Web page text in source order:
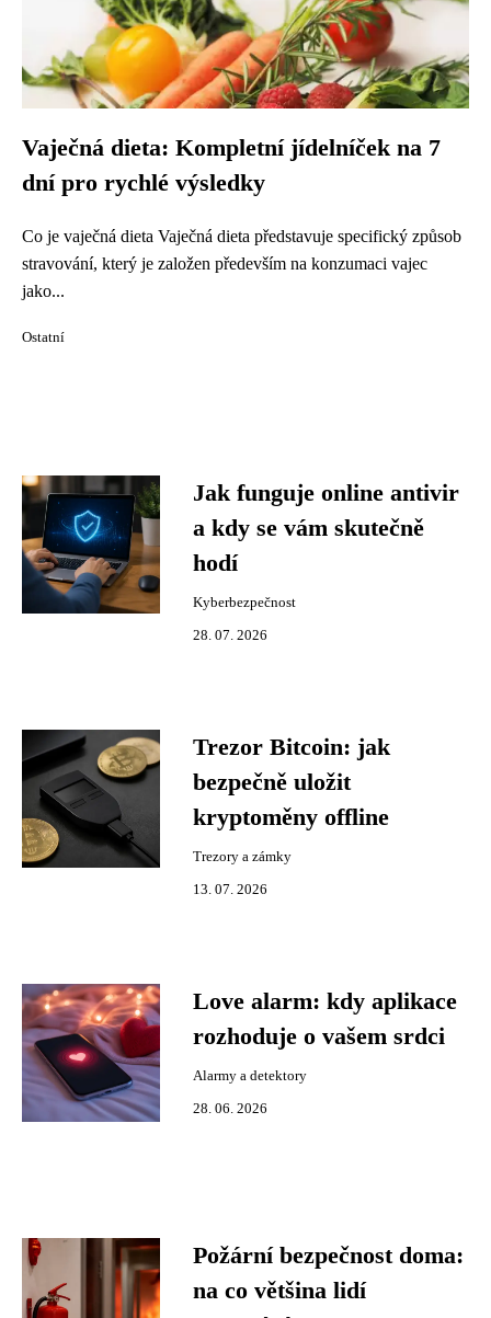
Vaječná dieta: Kompletní jídelníček na 7
dní pro rychlé výsledky
Co je vaječná dieta Vaječná dieta představuje specifický způsob
stravování, který je založen především na konzumaci vajec
jako...
Ostatní
Jak funguje online antivir
a kdy se vám skutečně
hodí
Kyberbezpečnost
28. 07. 2026
Trezor Bitcoin: jak
bezpečně uložit
kryptoměny offline
Trezory a zámky
13. 07. 2026
Love alarm: kdy aplikace
rozhoduje o vašem srdci
Alarmy a detektory
28. 06. 2026
Požární bezpečnost doma:
na co většina lidí